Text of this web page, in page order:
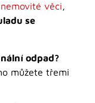
věci,
se
odpad?
můžete třemi